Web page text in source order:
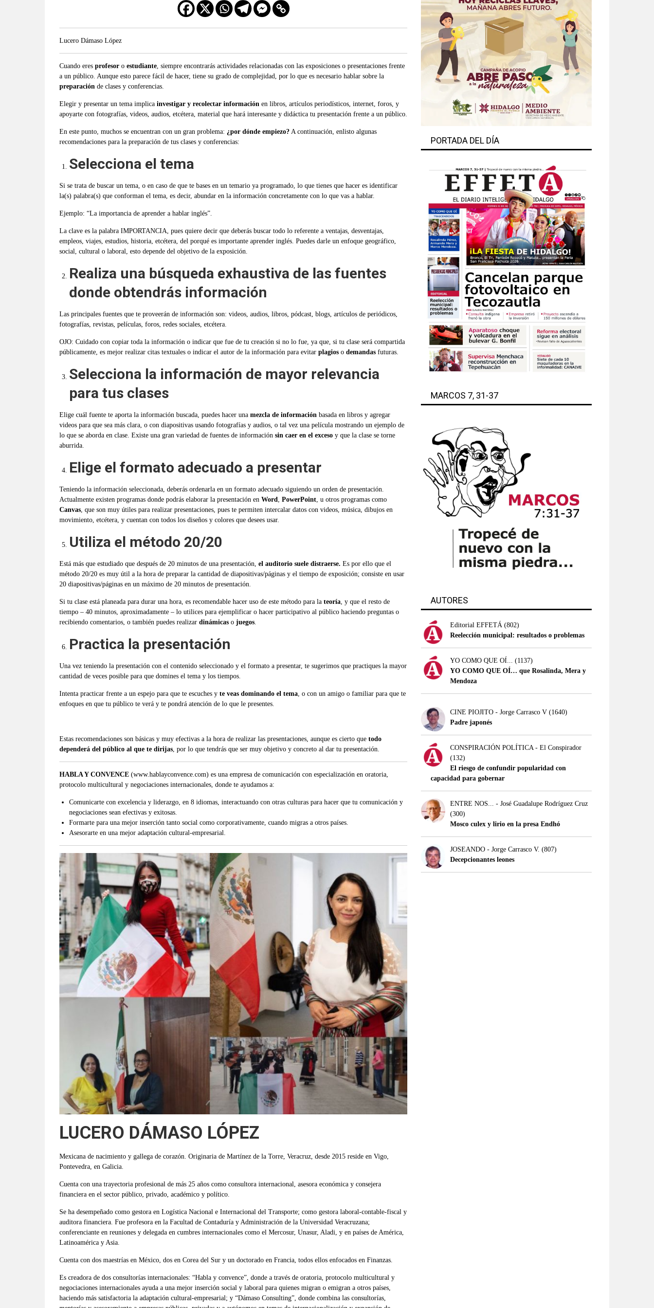
Lucero Dámaso López
Cuando eres profesor o estudiante, siempre encontrarás actividades relacionadas con las exposiciones o presentaciones frente
a un público. Aunque esto parece fácil de hacer, tiene su grado de complejidad, por lo que es necesario hablar sobre la
preparación de clases y conferencias.
Elegir y presentar un tema implica investigar y recolectar información en libros, artículos periodísticos, internet, foros, y
apoyarte con fotografías, videos, audios, etcétera, material que hará interesante y didáctica tu presentación frente a un público.
En este punto, muchos se encuentran con un gran problema: ¿por dónde empiezo? A continuación, enlisto algunas
recomendaciones para la preparación de tus clases y conferencias:
Selecciona el tema
Si se trata de buscar un tema, o en caso de que te bases en un temario ya programado, lo que tienes que hacer es identificar
la(s) palabra(s) que conforman el tema, es decir, abundar en la información concretamente con lo que vas a hablar.
Ejemplo: “La importancia de aprender a hablar inglés”.
La clave es la palabra IMPORTANCIA, pues quiere decir que deberás buscar todo lo referente a ventajas, desventajas,
empleos, viajes, estudios, historia, etcétera, del porqué es importante aprender inglés. Puedes darle un enfoque geográfico,
social, cultural o laboral, esto depende del objetivo de la exposición.
Realiza una búsqueda exhaustiva de las fuentes
donde obtendrás información
Las principales fuentes que te proveerán de información son: videos, audios, libros, pódcast, blogs, artículos de periódicos,
fotografías, revistas, películas, foros, redes sociales, etcétera.
OJO: Cuidado con copiar toda la información o indicar que fue de tu creación si no lo fue, ya que, si tu clase será compartida
públicamente, es mejor realizar citas textuales o indicar el autor de la información para evitar plagios o demandas futuras.
Selecciona la información de mayor relevancia
para tus clases
Elige cuál fuente te aporta la información buscada, puedes hacer una mezcla de información basada en libros y agregar
videos para que sea más clara, o con diapositivas usando fotografías y audios, o tal vez una película mostrando un ejemplo de
lo que se aborda en clase. Existe una gran variedad de fuentes de información sin caer en el exceso y que la clase se torne
aburrida.
Elige el formato adecuado a presentar
Teniendo la información seleccionada, deberás ordenarla en un formato adecuado siguiendo un orden de presentación.
Actualmente existen programas donde podrás elaborar la presentación en Word, PowerPoint, u otros programas como
Canvas, que son muy útiles para realizar presentaciones, pues te permiten intercalar datos con videos, música, dibujos en
movimiento, etcétera, y cuentan con todos los diseños y colores que desees usar.
Utiliza el método 20/20
Está más que estudiado que después de 20 minutos de una presentación, el auditorio suele distraerse. Es por ello que el
método 20/20 es muy útil a la hora de preparar la cantidad de diapositivas/páginas y el tiempo de exposición; consiste en usar
20 diapositivas/páginas en un máximo de 20 minutos de presentación.
Si tu clase está planeada para durar una hora, es recomendable hacer uso de este método para la teoría, y que el resto de
tiempo – 40 minutos, aproximadamente – lo utilices para ejemplificar o hacer participativo al público haciendo preguntas o
recibiendo comentarios, o también puedes realizar dinámicas o juegos.
Practica la presentación
Una vez teniendo la presentación con el contenido seleccionado y el formato a presentar, te sugerimos que practiques la mayor
cantidad de veces posible para que domines el tema y los tiempos.
Intenta practicar frente a un espejo para que te escuches y te veas dominando el tema, o con un amigo o familiar para que te
enfoques en que tu público te verá y te pondrá atención de lo que le presentes.
Estas recomendaciones son básicas y muy efectivas a la hora de realizar las presentaciones, aunque es cierto que todo
dependerá del público al que te dirijas, por lo que tendrás que ser muy objetivo y concreto al dar tu presentación.
HABLA Y CONVENCE (www.hablayconvence.com) es una empresa de comunicación con especialización en oratoria,
protocolo multicultural y negociaciones internacionales, donde te ayudamos a:
Comunicarte con excelencia y liderazgo, en 8 idiomas, interactuando con otras culturas para hacer que tu comunicación y
negociaciones sean efectivas y exitosas.
Formarte para una mejor inserción tanto social como corporativamente, cuando migras a otros países.
Asesorarte en una mejor adaptación cultural-empresarial.
LUCERO DÁMASO LÓPEZ
Mexicana de nacimiento y gallega de corazón. Originaria de Martínez de la Torre, Veracruz, desde 2015 reside en Vigo,
Pontevedra, en Galicia.
Cuenta con una trayectoria profesional de más 25 años como consultora internacional, asesora económica y consejera
financiera en el sector público, privado, académico y político.
Se ha desempeñado como gestora en Logística Nacional e Internacional del Transporte; como gestora laboral-contable-fiscal y
auditora financiera. Fue profesora en la Facultad de Contaduría y Administración de la Universidad Veracruzana;
conferenciante en reuniones y delegada en cumbres internacionales como el Mercosur, Unasur, Aladi, y en países de América,
Latinoamérica y Asia.
Cuenta con dos maestrías en México, dos en Corea del Sur y un doctorado en Francia, todos ellos enfocados en Finanzas.
Es creadora de dos consultorías internacionales: “Habla y convence”, donde a través de oratoria, protocolo multicultural y
negociaciones internacionales ayuda a una mejor inserción social y laboral para quienes migran o emigran a otros países,
haciendo más satisfactoria la adaptación cultural-empresarial; y “Dámaso Consulting”, donde combina las consultorías,
PORTADA DEL DÍA
MARCOS 7, 31-37
AUTORES
Editorial EFFETÁ (802)
Reelección municipal: resultados o problemas
YO COMO QUE OÍ... (1137)
YO COMO QUE OÍ… que Rosalinda, Mera y
Mendoza
CINE PIOJITO - Jorge Carrasco V (1640)
Padre japonés
CONSPIRACIÓN POLÍTICA - El Conspirador
(132)
El riesgo de confundir popularidad con
capacidad para gobernar
ENTRE NOS... - José Guadalupe Rodríguez Cruz
(300)
Mosco culex y lirio en la presa Endhó
JOSEANDO - Jorge Carrasco V. (807)
Decepcionantes leones